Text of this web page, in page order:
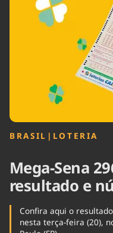
Brasil Mineral
Cultura
BRASIL | LOTERIA
Mega-Sena
resultado e
Confira aqui o
nesta terça-feira (20),